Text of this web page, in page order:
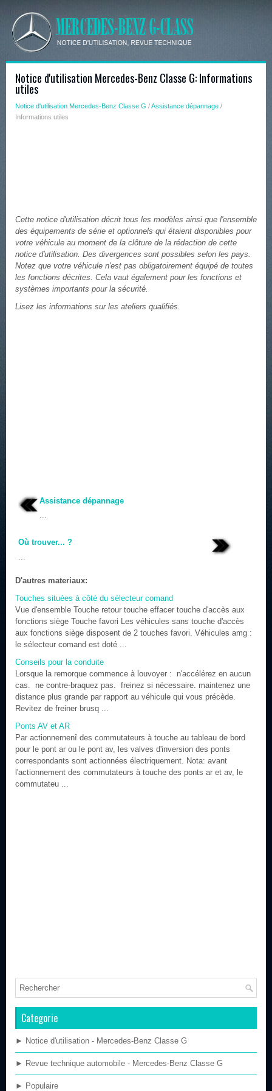
Notice d'utilisation Mercedes-Benz Classe G: Informations
utiles
Notice d'utilisation Mercedes-Benz Classe G /Assistance dépannage /
Informations utiles
Cette notice d'utilisation décrit tous les modèles ainsi que l'ensemble
des équipements de série et optionnels qui étaient disponibles pour
votre véhicule au moment de la clôture de la rédaction de cette
notice d'utilisation. Des divergences sont possibles selon les pays.
Notez que votre véhicule n'est pas obligatoirement équipé de toutes
les fonctions décrites. Cela vaut également pour les fonctions et
systèmes importants pour la sécurité.
Lisez les informations sur les ateliers qualifiés.
Assistance dépannage
...
Où trouver... ?
...
D'autres materiaux:
Touches situées à côté du sélecteur comand
Vue d'ensemble Touche retour touche effacer touche d'accès aux
fonctions siège Touche favori Les véhicules sans touche d'accès
aux fonctions siège disposent de 2 touches favori. Véhicules amg :
le sélecteur comand est doté ...
Conseils pour la conduite
Lorsque la remorque commence à louvoyer : n'accélérez en aucun
cas. ne contre-braquez pas. freinez si nécessaire. maintenez une
distance plus grande par rapport au véhicule qui vous précède.
Revitez de freiner brusq ...
Ponts AV et AR
Par actionnernenî des commutateurs à touche au tableau de bord
pour le pont ar ou le pont av, les valves d'inversion des ponts
correspondants sont actionnées électriquement. Nota: avant
l'actionnement des commutateurs à touche des ponts ar et av, le
commutateu ...
Categorie
► Notice d'utilisation - Mercedes-Benz Classe G
► Revue technique automobile - Mercedes-Benz Classe G
► Populaire